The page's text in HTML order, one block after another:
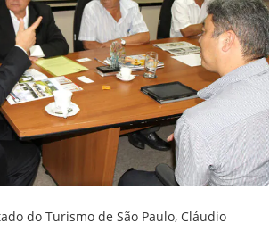
do Turismo de São Paulo, Cláudio